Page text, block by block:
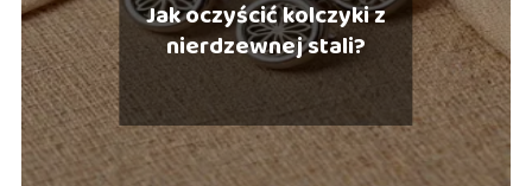
Jak oczyścić kolczyki z
nierdzewnej stali?